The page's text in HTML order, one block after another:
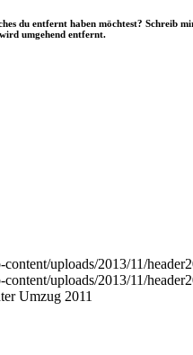
du entfernt haben möchtest? Schreib
umgehend entfernt.
uploads/2013/11/
uploads/2013/11/
Umzug 2011